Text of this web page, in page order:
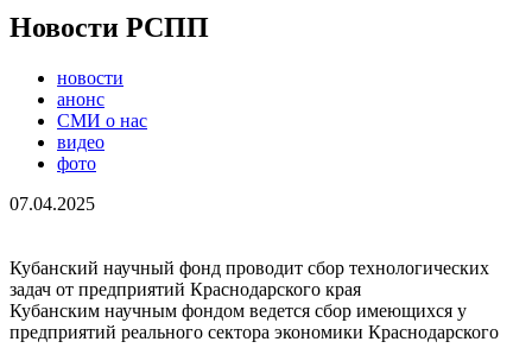
Новости РСПП
новости
анонс
СМИ о нас
видео
фото
07.04.2025
Кубанский научный фонд проводит сбор технологических
задач от предприятий Краснодарского края
Кубанским научным фондом ведется сбор имеющихся у
предприятий реального сектора экономики Краснодарского